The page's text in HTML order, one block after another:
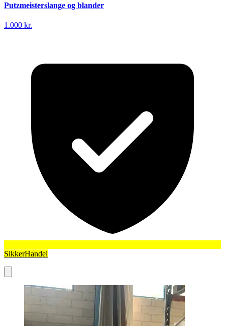
Putzmeisterslange og blander
1.000 kr.
SikkerHandel